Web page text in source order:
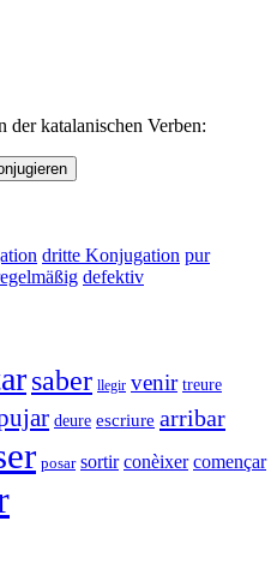
katalanischen Verben:
dritte Konjugation pur
defektiv
saber llegir venir treure
deure escriure arribar
posar sortir conèixer començar